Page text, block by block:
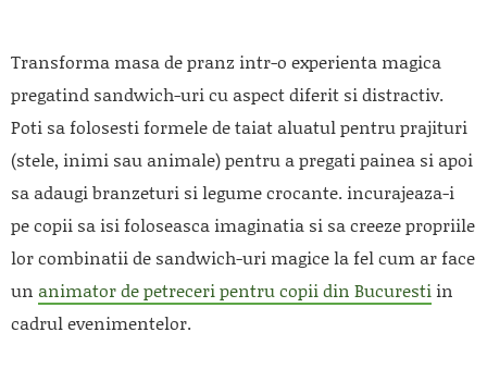
Transforma masa de pranz intr-o experienta magica
pregatind sandwich-uri cu aspect diferit si distractiv.
Poti sa folosesti formele de taiat aluatul pentru prajituri
(stele, inimi sau animale) pentru a pregati painea si apoi
sa adaugi branzeturi si legume crocante. incurajeaza-i
pe copii sa isi foloseasca imaginatia si sa creeze propriile
lor combinatii de sandwich-uri magice la fel cum ar face
un animator de petreceri pentru copii din Bucuresti in
cadrul evenimentelor.